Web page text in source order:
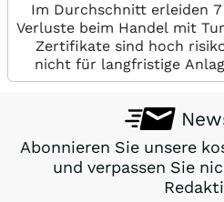
Im Durchschnitt erleiden
Verluste beim Handel mit
Zertifikate sind hoch
nicht für langfristige
Abonnieren Sie unsere
und verpassen Sie